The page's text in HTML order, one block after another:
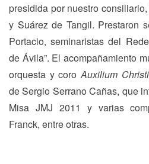
presidida por nuestro
y Suárez de Tangil. Prestaron
Portacio, seminaristas del
de Ávila”. El acompañamiento
orquesta y coroAuxilium
de Sergio Serrano Cañas, que
Misa JMJ 2011 y varias
Franck, entre otras.